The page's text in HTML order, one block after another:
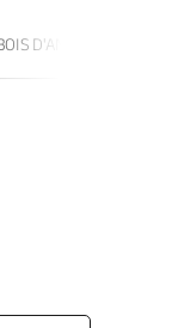
D'ANJOU